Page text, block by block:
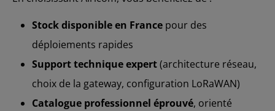
Stock disponible en France pour des
déploiements rapides
Support technique expert(architecture réseau,
choix de la gateway, configuration LoRaWAN)
Catalogue professionnel éprouvé, orienté